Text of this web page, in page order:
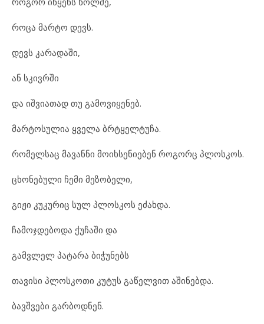
როცა მარტო დევს.
დევს კარადაში,
ან სკივრში
და იშვიათად თუ გამოვიყენებ.
მარტოსულია ყველა ბრტყელტუჩა.
რომელსაც მავანნი მოიხსენიებენ როგორც პლოსკოს.
ცხონებული ჩემი მეზობელი,
გიჟი კუკურიც სულ პლოსკოს ეძახდა.
ჩამოჯდებოდა ქუჩაში და
გამვლელ პატარა ბიჭუნებს
თავისი პლოსკოთი კუტუს გაწელვით აშინებდა.
ბავშვები გარბოდნენ.